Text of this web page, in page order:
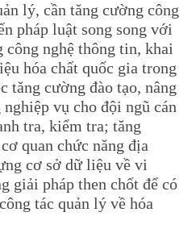
lý, cần tăng cường công
pháp luật song song với
công nghệ thông tin, khai
hóa chất quốc gia trong
tăng cường đào tạo, nâng
vụ cho đội ngũ cán
tra, kiểm tra; tăng
quan chức năng địa
cơ sở dữ liệu về vi
giải pháp then chốt để có
tác quản lý về hóa